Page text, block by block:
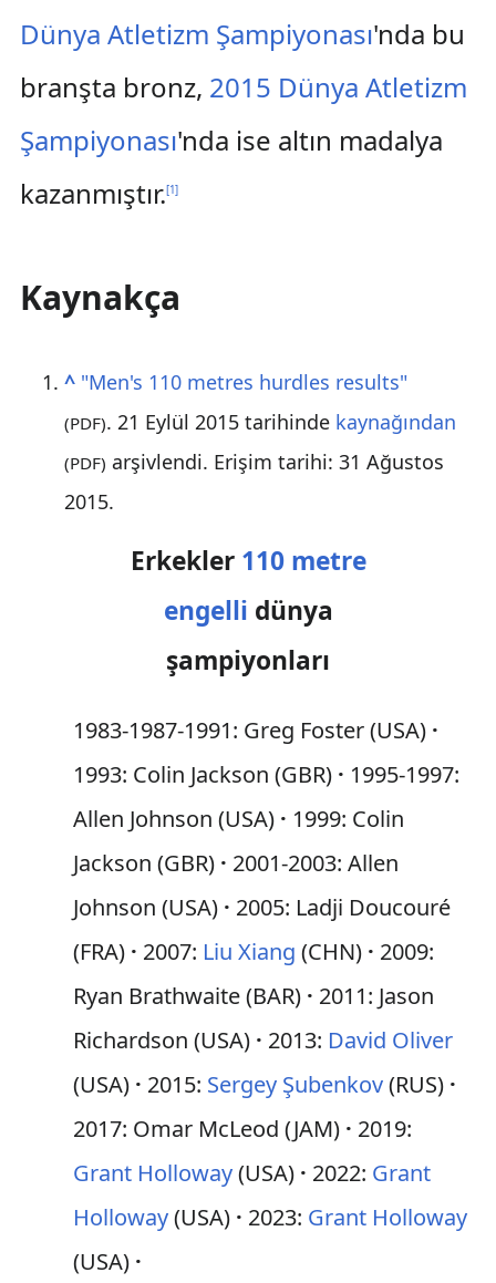
Dünya Atletizm Şampiyonası'nda bu
branşta bronz, 2015 Dünya Atletizm
Şampiyonası'nda ise altın madalya
kazanmıştır.[1]
Kaynakça
^ "Men's 110 metres hurdles results"
(PDF). 21 Eylül 2015 tarihinde kaynağından
(PDF) arşivlendi. Erişim tarihi: 31 Ağustos
2015.
Erkekler 110 metre
engelli dünya
şampiyonları
1983-1987-1991: Greg Foster (USA)
1993: Colin Jackson (GBR)
1995-1997:
Allen Johnson (USA)
1999: Colin
Jackson (GBR)
2001-2003: Allen
Johnson (USA)
2005: Ladji Doucouré
(FRA)
2007: Liu Xiang (CHN)
2009:
Ryan Brathwaite (BAR)
2011: Jason
Richardson (USA)
2013: David Oliver
(USA)
2015: Sergey Şubenkov(RUS)
2017: Omar McLeod (JAM)
2019:
Grant Holloway(USA) 2022: Grant
Holloway(USA) 2023: Grant Holloway
(USA)